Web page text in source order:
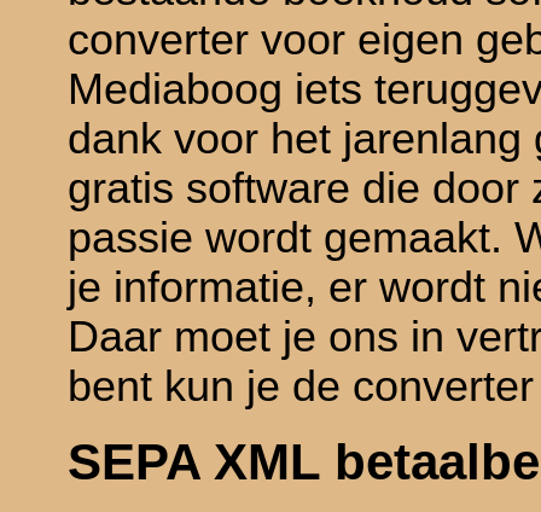
converter voor eigen
Mediaboog iets
dank voor het
gratis software die door
passie wordt gemaakt.
je informatie, er wordt
Daar moet je ons in
bent kun je de
SEPA XML